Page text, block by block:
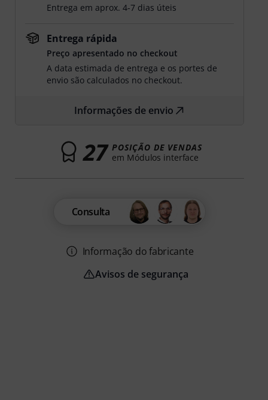
Entrega em aprox. 4-7 dias úteis
Entrega rápida
Preço apresentado no checkout
A data estimada de entrega e os portes de
envio são calculados no checkout.
Informações de envio
27 POSIÇÃO DE VENDAS
em Módulos interface
Consulta
Informação do fabricante
Avisos de segurança